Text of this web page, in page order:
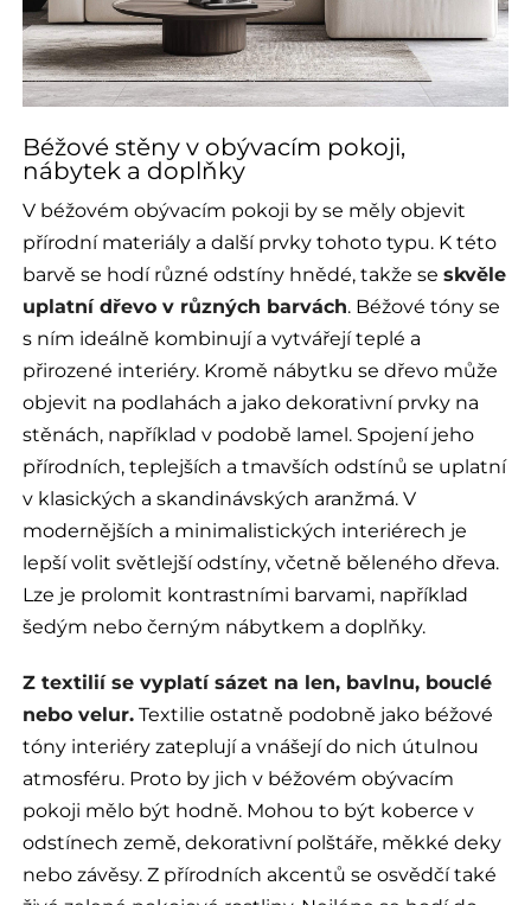
Béžové stěny v obývacím pokoji,
nábytek a doplňky
V béžovém obývacím pokoji by se měly objevit
přírodní materiály a další prvky tohoto typu. K této
barvě se hodí různé odstíny hnědé, takže seskvěle
uplatní dřevo v různých barvách. Béžové tóny se
s ním ideálně kombinují a vytvářejí teplé a
přirozené interiéry. Kromě nábytku se dřevo může
objevit na podlahách a jako dekorativní prvky na
stěnách, například v podobě lamel. Spojení jeho
přírodních, teplejších a tmavších odstínů se uplatní
v klasických a skandinávských aranžmá. V
modernějších a minimalistických interiérech je
lepší volit světlejší odstíny, včetně běleného dřeva.
Lze je prolomit kontrastními barvami, například
šedým nebo černým nábytkem a doplňky.
Z textilií se vyplatí sázet na len, bavlnu, bouclé
nebo velur. Textilie ostatně podobně jako béžové
tóny interiéry zateplují a vnášejí do nich útulnou
atmosféru. Proto by jich v béžovém obývacím
pokoji mělo být hodně. Mohou to být koberce v
odstínech země, dekorativní polštáře, měkké deky
nebo závěsy. Z přírodních akcentů se osvědčí také